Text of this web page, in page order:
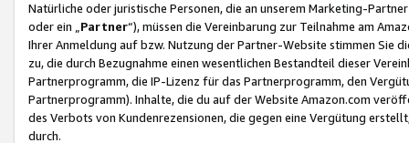
Natürliche oder juristische Personen, die an unserem Marketing-
oder ein „Partner“), müssen die Vereinbarung zur Teilnahme am
Ihrer Anmeldung auf bzw. Nutzung der Partner-Website stimmen Sie
zu, die durch Bezugnahme einen wesentlichen Bestandteil dieser
Partnerprogramm, die IP-Lizenz für das Partnerprogramm, den
Partnerprogramm). Inhalte, die du auf der Website Amazon.com
des Verbots von Kundenrezensionen, die gegen eine Vergütung
durch.